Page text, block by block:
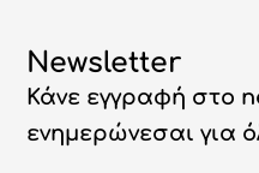
Newsletter
Κάνε εγγραφή στο
ενημερώνεσαι για